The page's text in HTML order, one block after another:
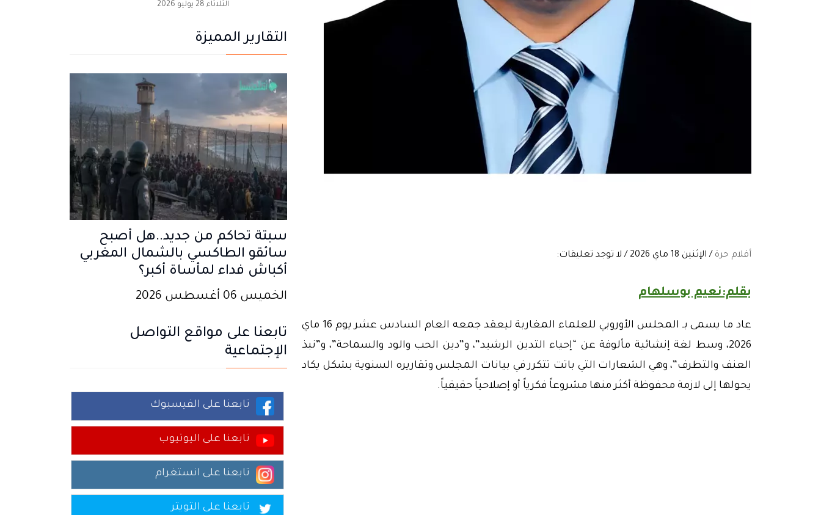
أقلام حرة / الإثنين 18 ماي 2026 / لا توجد تعليقات:
بقلم:نعيم بوسلهام
عاد ما يسمى بـ المجلس الأوروبي للعلماء المغاربة ليعقد جمعه العام السادس عشر يوم 16 ماي
2026، وسط لغة إنشائية مألوفة عن “إحياء التدين الرشيد”، و”دين الحب والود والسماحة”، و”نبذ
العنف والتطرف”، وهي الشعارات التي باتت تتكرر في بيانات المجلس وتقاريره السنوية بشكل يكاد
يحولها إلى لازمة محفوظة أكثر منها مشروعاً فكرياً أو إصلاحياً حقيقياً.
الثلاثاء 28 يوليو 2026
التقارير المميزة
سبتة تحاكم من جديد..هل أصبح
سائقو الطاكسي بالشمال المغربي
أكباش فداء لمأساة أكبر؟
الخميس 06 أغسطس 2026
تابعنا على مواقع التواصل
الإجتماعية
تابعنا على الفيسبوك
تابعنا على اليوتيوب
تابعنا على انستغرام
تابعنا على التويتر